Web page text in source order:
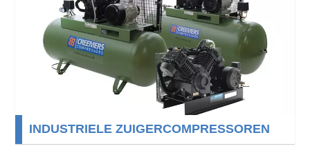
INDUSTRIELE ZUIGERCOMPRESSOREN